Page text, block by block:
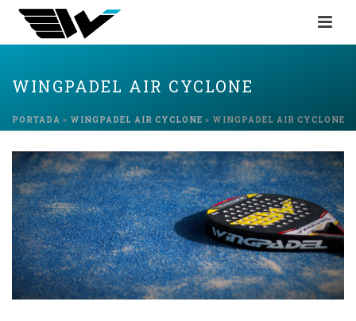
WINGPADEL AIR CYCLONE
PORTADA » WINGPADEL AIR CYCLONE » WINGPADEL AIR CYCLONE